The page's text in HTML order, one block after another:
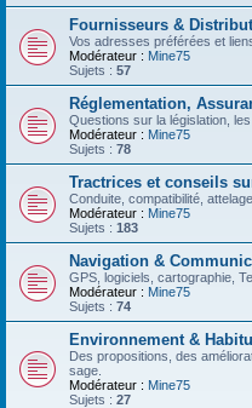
Fournisseurs &
Vos adresses préférées et
Modérateur : Mine75
Sujets : 57
Réglementation,
Questions sur la législation,
Modérateur : Mine75
Sujets : 78
Tractrices et conseils
Conduite, compatibilité,
Modérateur : Mine75
Sujets : 183
Navigation &
GPS, logiciels, cartographie,
Modérateur : Mine75
Sujets : 74
Environnement &
Des propositions, des
sage.
Modérateur : Mine75
Sujets : 27